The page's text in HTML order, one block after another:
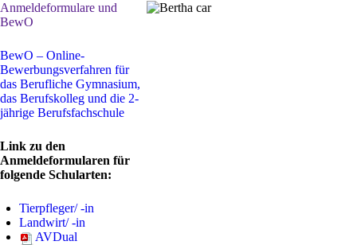
Anmeldeformulare und
BewO
BewO – Online-
Bewerbungsverfahren für
das Berufliche Gymnasium,
das Berufskolleg und die 2-
jährige Berufsfachschule
Link zu den
Anmeldeformularen für
folgende Schularten:
Tierpfleger/ -in
Landwirt/ -in
AVDual